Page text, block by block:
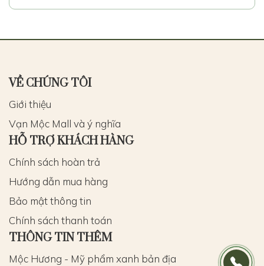
VỀ CHÚNG TÔI
Giới thiệu
Vạn Mộc Mall và ý nghĩa
HỖ TRỢ KHÁCH HÀNG
Chính sách hoàn trả
Hướng dẫn mua hàng
Bảo mật thông tin
Chính sách thanh toán
THÔNG TIN THÊM
Mộc Hương - Mỹ phẩm xanh bản địa